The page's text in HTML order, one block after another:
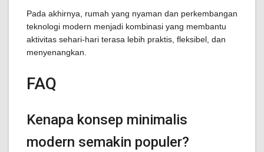
Pada akhirnya, rumah yang nyaman dan perkembangan
teknologi modern menjadi kombinasi yang membantu
aktivitas sehari-hari terasa lebih praktis, fleksibel, dan
menyenangkan.
FAQ
Kenapa konsep minimalis
modern semakin populer?